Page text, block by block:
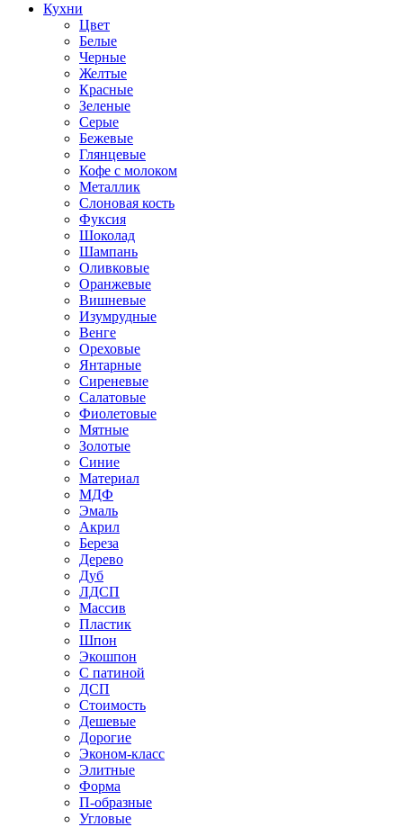
Кухни
Цвет
Белые
Черные
Желтые
Красные
Зеленые
Серые
Бежевые
Глянцевые
Кофе с молоком
Металлик
Слоновая кость
Фуксия
Шоколад
Шампань
Оливковые
Оранжевые
Вишневые
Изумрудные
Венге
Ореховые
Янтарные
Сиреневые
Салатовые
Фиолетовые
Мятные
Золотые
Синие
Материал
МДФ
Эмаль
Акрил
Береза
Дерево
Дуб
ЛДСП
Массив
Пластик
Шпон
Экошпон
С патиной
ДСП
Стоимость
Дешевые
Дорогие
Эконом-класс
Элитные
Форма
П-образные
Угловые